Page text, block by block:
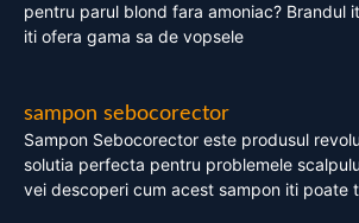
pentru parul blond fara amoniac? Brandul
iti ofera gama sa de vopsele
sampon sebocorector
Sampon Sebocorector este produsul
solutia perfecta pentru problemele
vei descoperi cum acest sampon iti poate